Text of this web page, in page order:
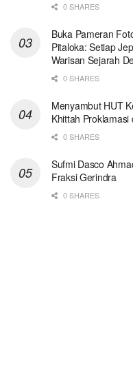
0 SHARES
Buka Pameran
Pitaloka: Setiap
Warisan Sejarah
0 SHARES
Menyambut HUT
Khittah
0 SHARES
Sufmi Dasco
Fraksi Gerindra
0 SHARES